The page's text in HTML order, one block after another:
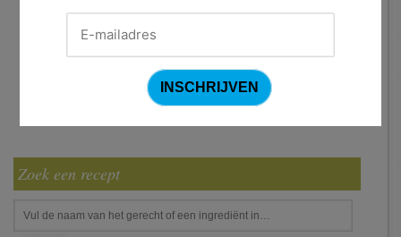
Zoek een recept